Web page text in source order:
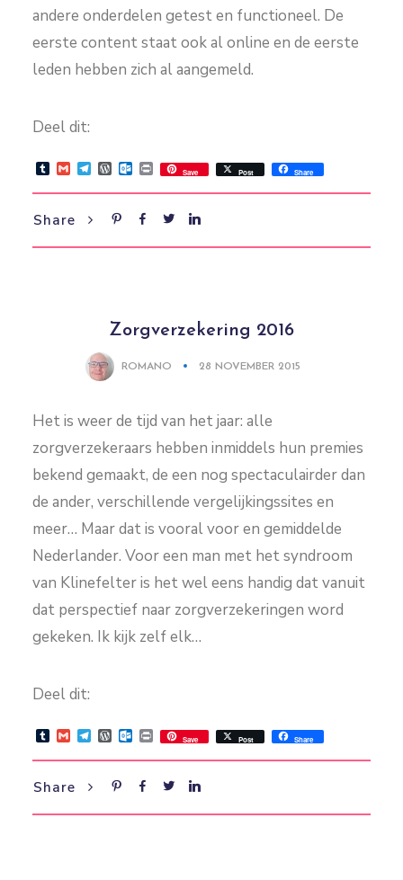
andere onderdelen getest en functioneel. De
eerste content staat ook al online en de eerste
leden hebben zich al aangemeld.
Deel dit:
Tumblr
GmailTelegram
WordPress
Outlook.com
PrintSave Post Share
Share
Zorgverzekering 2016
ROMANO 28 NOVEMBER 2015
Het is weer de tijd van het jaar: alle
zorgverzekeraars hebben inmiddels hun premies
bekend gemaakt, de een nog spectaculairder dan
de ander, verschillende vergelijkingssites en
meer… Maar dat is vooral voor en gemiddelde
Nederlander. Voor een man met het syndroom
van Klinefelter is het wel eens handig dat vanuit
dat perspectief naar zorgverzekeringen word
gekeken. Ik kijk zelf elk…
Deel dit:
Tumblr
GmailTelegram
WordPress
Outlook.com
PrintSave Post Share
Share